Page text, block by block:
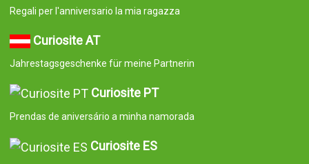
Regali per l'anniversario la mia ragazza
Curiosite AT
Jahrestagsgeschenke für meine Partnerin
Curiosite PT
Prendas de aniversário a minha namorada
Curiosite ES